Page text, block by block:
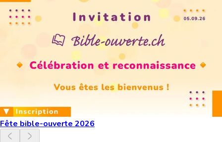
Fête bible-ouverte 2026